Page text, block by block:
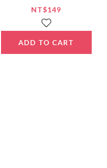
NT$149
ADD TO CART